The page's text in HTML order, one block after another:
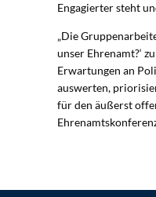
Engagierter steht
„Die
unser Ehrenamt?‘
Erwartungen an
auswerten,
für den äußerst